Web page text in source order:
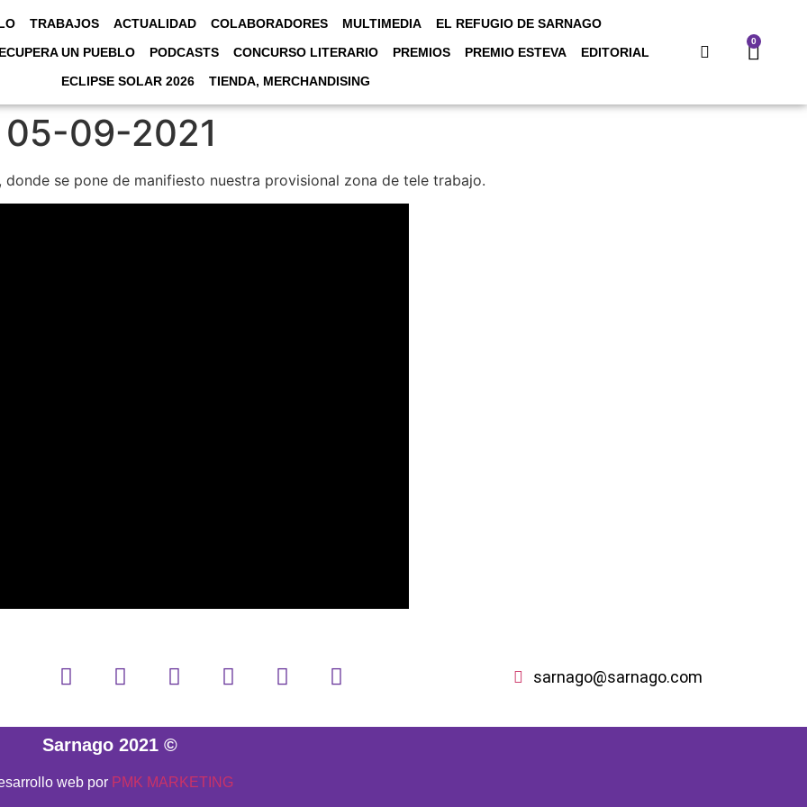
TRABAJOS ACTUALIDAD COLABORADORES MULTIMEDIA
EL REFUGIO DE SARNAGO
UN PUEBLO
PODCASTS CONCURSO LITERARIO PREMIOS PREMIO ESTEVA
EDITORIAL
ECLIPSE SOLAR 2026
TIENDA, MERCHANDISING
0
09-2021
se pone de manifiesto nuestra provisional zona de tele trabajo.
sarnago@sarnago.com
Sarnago 2021 ©
web por PMK MARKETING